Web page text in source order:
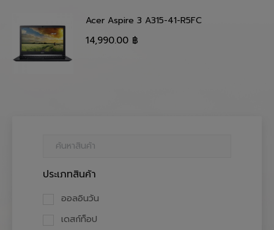
Acer Aspire 3 A315-41-R5FC
14,990.00 ฿
ประเภทสินค้า
ออลอินวัน
เดสก์ท็อป